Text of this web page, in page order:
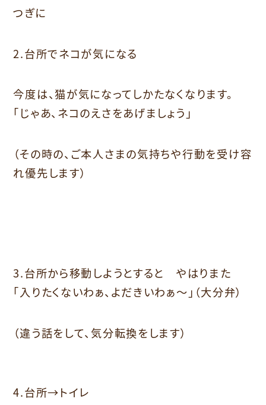
つぎに
2.台所でネコが気になる
今度は、猫が気になってしかたなくなります。
「じゃあ、ネコのえさをあげましょう」
（その時の、ご本人さまの気持ちや行動を受け容
れ優先します）
3.台所から移動しようとすると やはりまた
「入りたくないわぁ、よだきいわぁ～」（大分弁）
（違う話をして、気分転換をします）
4.台所→トイレ